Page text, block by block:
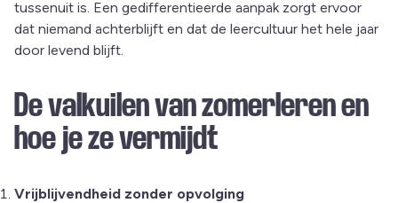
tussenuit is. Een gedifferentieerde aanpak zorgt ervoor
dat niemand achterblijft en dat de leercultuur het hele jaar
door levend blijft.
De valkuilen van zomerleren en
hoe je ze vermijdt
Vrijblijvendheid zonder opvolging